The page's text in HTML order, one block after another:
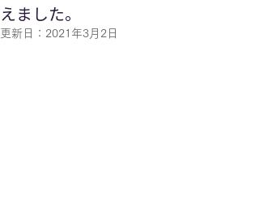
えました。
更新日： 2021年3月2日